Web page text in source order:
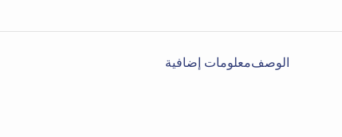
الوصفمعلومات إضافية